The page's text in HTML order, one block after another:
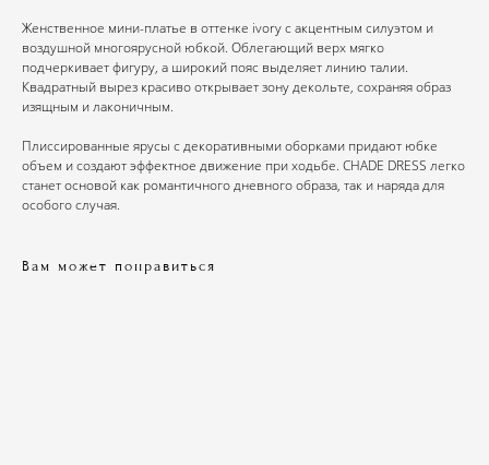
Женственное мини-платье в оттенке ivory с акцентным силуэтом и
воздушной многоярусной юбкой. Облегающий верх мягко
подчеркивает фигуру, а широкий пояс выделяет линию талии.
Квадратный вырез красиво открывает зону декольте, сохраняя образ
изящным и лаконичным.
Плиссированные ярусы с декоративными оборками придают юбке
объем и создают эффектное движение при ходьбе. CHADE DRESS легко
станет основой как романтичного дневного образа, так и наряда для
особого случая.
Вам может понравиться